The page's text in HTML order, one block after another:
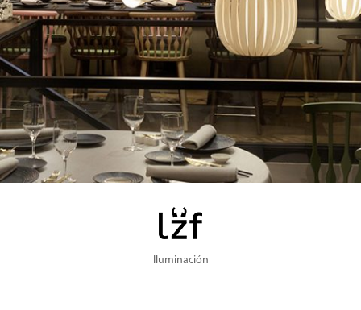
Iluminación